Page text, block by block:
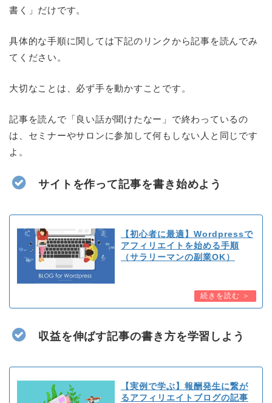
書く」だけです。
具体的な手順に関しては下記のリンクから記事を読んでみ
てください。
大切なことは、必ず手を動かすことです。
記事を読んで「良い話が聞けたなー」で終わっているの
は、セミナーやサロンに参加して何もしない人と同じです
よ。
サイトを作って記事を書き始めよう
【初心者に最適】Wordpressで
アフィリエイトを始める手順
（サラリーマンの副業OK）
収益を伸ばす記事の書き方を学習しよう
【実例で学ぶ】報酬発生に繋が
るアフィリエイトブログの記事